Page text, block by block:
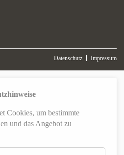
Datenschutz Impressum
Cookies, um bestimmte
und das Angebot zu